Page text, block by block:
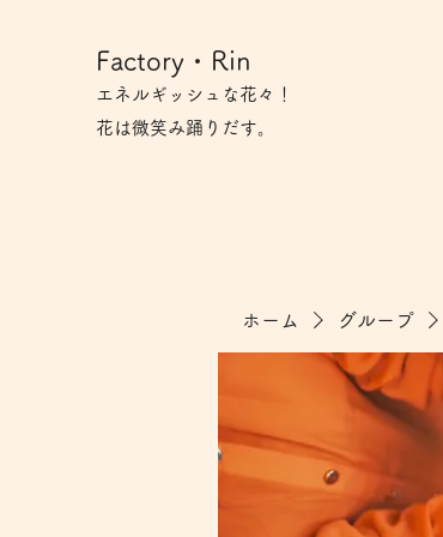
Factory・Rin
エネルギッシュな花々！
花は微笑み​踊りだす。
ホーム グループ